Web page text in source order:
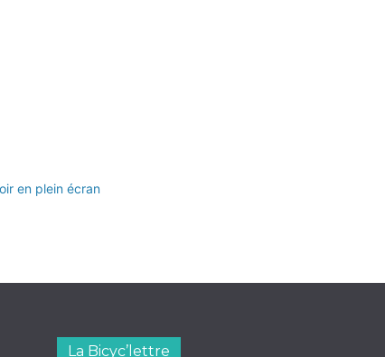
en plein écran
La Bicyc’lettre